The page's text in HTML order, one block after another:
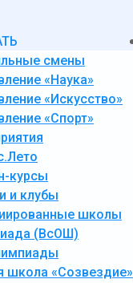
смены
«Наука»
«Искусство»
«Спорт»
курсы
и клубы
школы
(ВсОШ)
школа «Созвездие»